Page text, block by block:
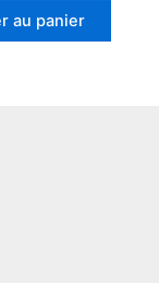
au panier